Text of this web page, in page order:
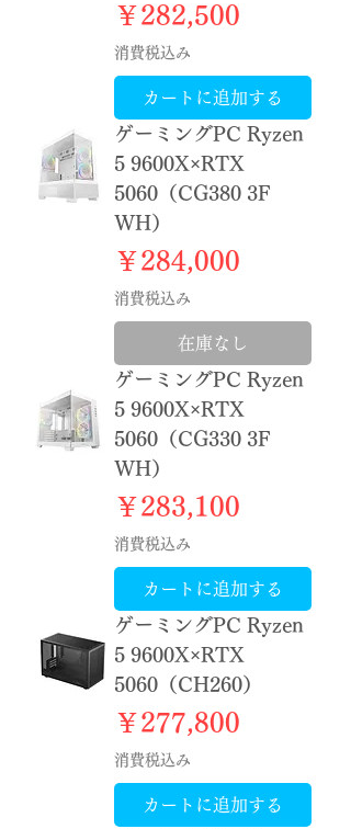
価格
￥282,500
消費税込み
カートに追加する
ゲーミングPC Ryzen
5 9600X×RTX
5060（CG380 3F
WH）
価格
￥284,000
消費税込み
在庫なし
ゲーミングPC Ryzen
5 9600X×RTX
5060（CG330 3F
WH）
価格
￥283,100
消費税込み
カートに追加する
ゲーミングPC Ryzen
5 9600X×RTX
5060（CH260）
価格
￥277,800
消費税込み
カートに追加する